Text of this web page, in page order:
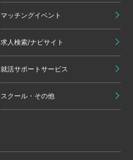
マッチングイベント
求人検索/ナビサイト
就活サポートサービス
スクール・その他